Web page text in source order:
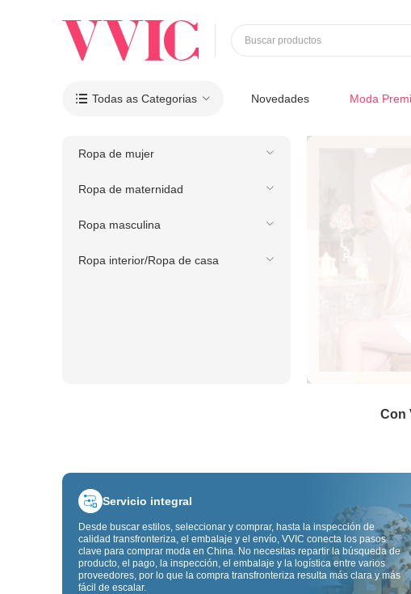
Buscar productos
 Todas as Categorias Novedades Moda
Ropa de mujer
Ropa de maternidad
Ropa masculina
Ropa interior/Ropa de casa
Con
Servicio integral
Desde buscar estilos, seleccionar y comprar, hasta la inspección de
calidad transfronteriza, el embalaje y el envío, VVIC conecta los pasos
clave para comprar moda en China. No necesitas repartir la búsqueda de
producto, el pago, la inspección, el embalaje y la logística entre varios
proveedores, por lo que la compra transfronteriza resulta más clara y más
fácil de escalar.